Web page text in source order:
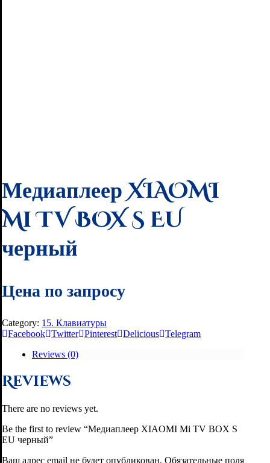
Медиаплеер XIAOMI
Mi TV BOX S EU
черный
Цена по запросу
Category: 15. Клавиатуры
Facebook Twitter Pinterest Delicious Telegram
Reviews (0)
Reviews
There are no reviews yet.
Be the first to review “Медиаплеер XIAOMI Mi TV BOX S
EU черный”
Ваш адрес email не будет опубликован. Обязательные поля